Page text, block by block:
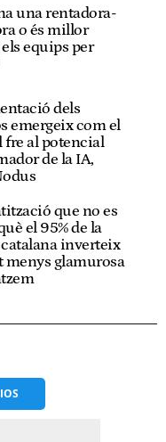
una rentadora-
o és millor
equips per
dels
emergeix com el
al potencial
de la IA,
que no es
el 95% de la
inverteix
menys glamurosa